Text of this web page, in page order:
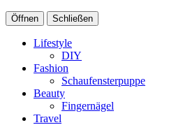
Öffnen Schließen
Lifestyle
DIY
Fashion
Schaufensterpuppe
Beauty
Fingernägel
Travel